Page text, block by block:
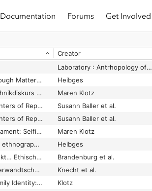
Documentation Forums Get Involved
Creator
Laboratory : Antrhopology of Environment /Human Relationsof
After Practice: Thinking through Matter(s) and Meaning Relationally
Heibges
Auf der Autobahn – Ein Technikdiskurs zwischen Volksgesicht und Reichsautobahn
Maren Klotz
Begegnungsräume - Encounters of Representations (11. - 12.12. 2006)
Susann Baller et al.
Begegnungsräume - Encounters of Representations (11. - 12.12. 2006). Tagung des SFB 640 Repräsentationen sozialer Ordnung im Wandel
Susann Baller et al.
Doing Kinship in British Parliament: Selfish parents – disruptive children?
Maren Klotz
Durchsicht: Transparenz als ethnographischer Forschungsgegenstand
Heibges
Eigentlich ein wichtiger Punkt… Ethische Aspekte in der Gestaltung von Mensch-Technik-Interaktion
Brandenburg et al.
Erweiterte Fallstudien zu Verwandtschaft und Reproduktionstechnologien: Potentiale einer Ethnographie von Normalisierungsprozessen
Knecht et al.
Genetic Knowledge and Family Identity: Managing Gamete Donation in Britain and Germany
Klotz